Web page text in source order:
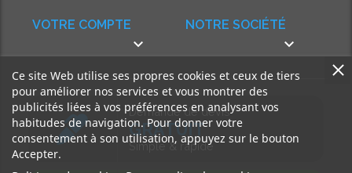
NOTRE SOCIÉTÉ

VOTRE COMPTE

Demande de devis
GRATUIT
Simple & rapide
Ce site Web utilise ses propres cookies et ceux de tiers
pour améliorer nos services et vous montrer des
publicités liées à vos préférences en analysant vos
habitudes de navigation. Pour donner votre
consentement à son utilisation, appuyez sur le bouton
Accepter.